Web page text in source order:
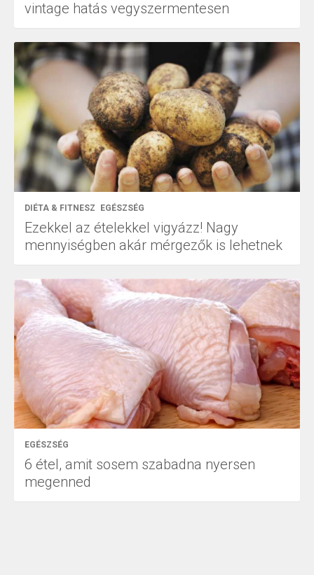
vintage hatás vegyszermentesen
DIÉTA & FITNESZ EGÉSZSÉG
Ezekkel az ételekkel vigyázz! Nagy
mennyiségben akár mérgezők is lehetnek
EGÉSZSÉG
6 étel, amit sosem szabadna nyersen
megenned